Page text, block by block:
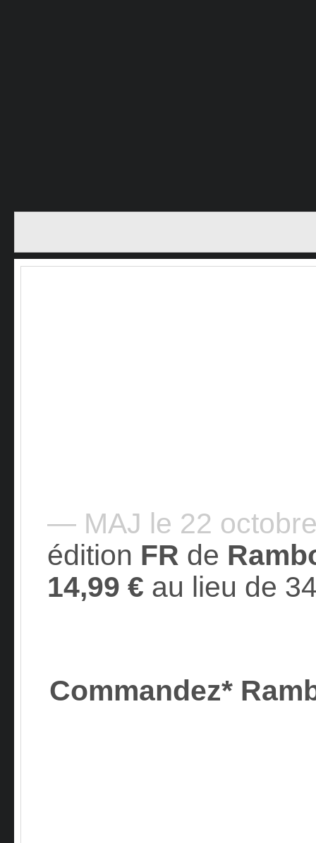
— MAJ le 22
édition FR de
14,99 € au lieu de
Commandez*